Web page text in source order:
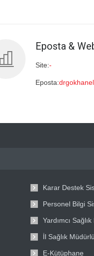
Eposta &
Site:-
Eposta:
Karar Destek
Personel Bilgi
Yardımcı
İl Sağlık
E-Kütüphane